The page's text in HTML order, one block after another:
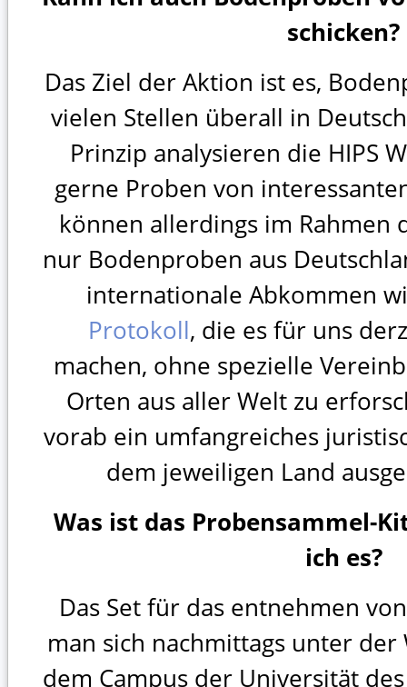
schicken?
Das Ziel der Aktion ist es,
vielen Stellen überall in
Prinzip analysieren die HIPS
gerne Proben von
können allerdings im Rahmen
nur Bodenproben aus
internationale Abkommen
Protokoll, die es für uns
machen, ohne spezielle
Orten aus aller Welt zu
vorab ein umfangreiches
dem jeweiligen Land
Was ist das Probensammel-
ich es?
Das Set für das entnehmen
man sich nachmittags unter
dem Campus der Universität